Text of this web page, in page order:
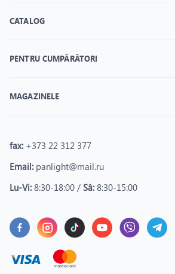
CATALOG
PENTRU CUMPĂRĂTORI
MAGAZINELE
fax: +373 22 312 377
Email: panlight@mail.ru
Lu-Vi: 8:30-18:00 / Sâ: 8:30-15:00